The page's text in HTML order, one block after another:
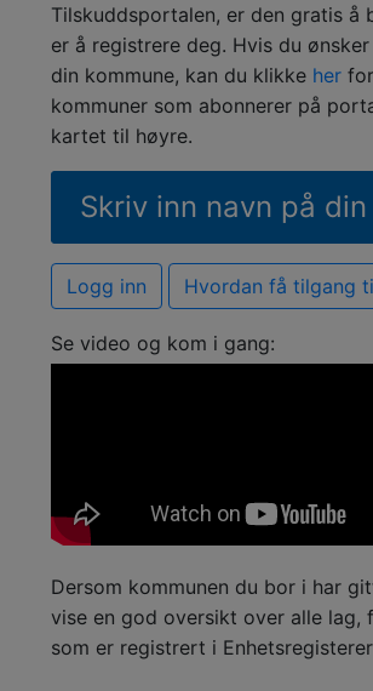
Tilskuddsportalen, er den gratis å
er å registrere deg. Hvis du
din kommune, kan du klikke her
kommuner som abonnerer på
kartet til høyre.
Logg inn Hvordan få tilgang
Se video og kom i gang:
Dersom kommunen du bor i har
vise en god oversikt over alle lag,
som er registrert i